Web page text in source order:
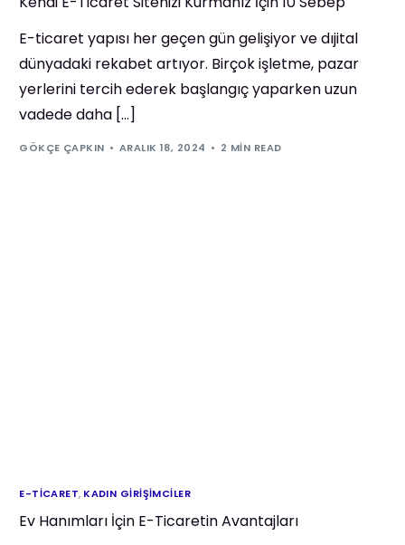
E-ticaret yapısı her geçen gün gelişiyor ve dıjital
dünyadaki rekabet artıyor. Birçok işletme, pazar
yerlerini tercih ederek başlangıç yaparken uzun
vadede daha […]
GÖKÇE ÇAPKIN ARALIK 18, 2024 2 MIN READ
E-TICARET, KADIN GIRIŞIMCILER
Ev Hanımları İçin E-Ticaretin Avantajları